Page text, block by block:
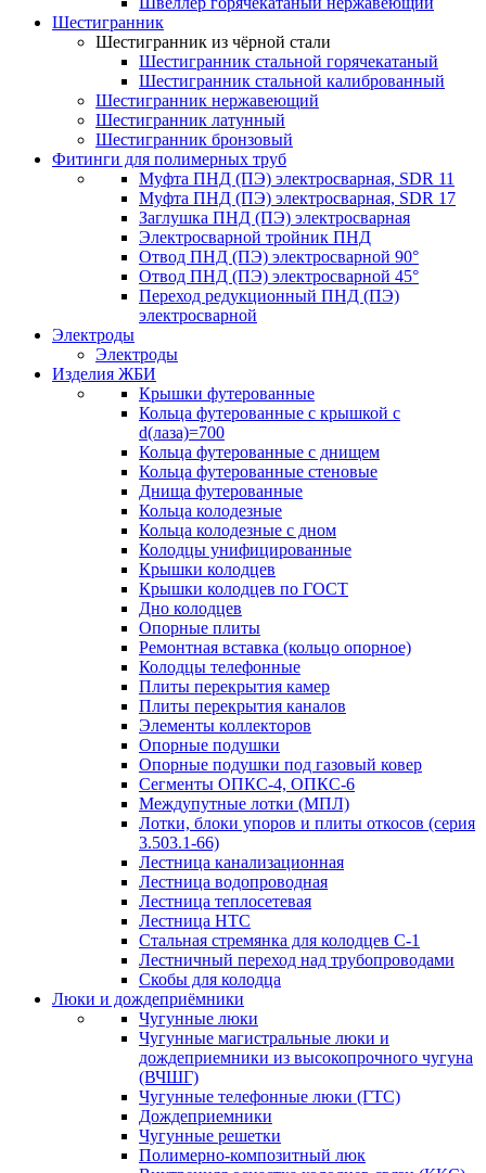
Шестигранник
Шестигранник из чёрной стали
Шестигранник стальной горячекатаный
Шестигранник стальной калиброванный
Шестигранник нержавеющий
Шестигранник латунный
Шестигранник бронзовый
Фитинги для полимерных труб
Муфта ПНД (ПЭ) электросварная, SDR 11
Муфта ПНД (ПЭ) электросварная, SDR 17
Заглушка ПНД (ПЭ) электросварная
Электросварной тройник ПНД
Отвод ПНД (ПЭ) электросварной 90°
Отвод ПНД (ПЭ) электросварной 45°
Переход редукционный ПНД (ПЭ)
электросварной
Электроды
Электроды
Изделия ЖБИ
Крышки футерованные
Кольца футерованные с крышкой с
d(лаза)=700
Кольца футерованные с днищем
Кольца футерованные стеновые
Днища футерованные
Кольца колодезные
Кольца колодезные с дном
Колодцы унифицированные
Крышки колодцев
Крышки колодцев по ГОСТ
Дно колодцев
Опорные плиты
Ремонтная вставка (кольцо опорное)
Колодцы телефонные
Плиты перекрытия камер
Плиты перекрытия каналов
Элементы коллекторов
Опорные подушки
Опорные подушки под газовый ковер
Сегменты ОПКС-4, ОПКС-6
Междупутные лотки (МПЛ)
Лотки, блоки упоров и плиты откосов (серия
3.503.1-66)
Лестница канализационная
Лестница водопроводная
Лестница теплосетевая
Лестница НТС
Стальная стремянка для колодцев С-1
Лестничный переход над трубопроводами
Скобы для колодца
Люки и дождеприёмники
Чугунные люки
Чугунные магистральные люки и
дождеприемники из высокопрочного чугуна
(ВЧШГ)
Чугунные телефонные люки (ГТС)
Дождеприемники
Чугунные решетки
Полимерно-композитный люк